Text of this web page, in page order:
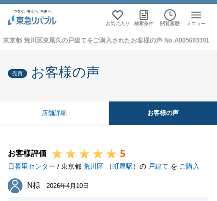
お気に入り 検索条件 閲覧履歴 メニュー
東京都 荒川区東尾久の戸建てをご購入されたお客様の声 No.A005693391
売買 お客様の声
店舗詳細 お客様の声
お客様評価 5
日暮里センター / 東京都 荒川区 （町屋駅）の 戸建て を ご購入
N様
N様 2026年4月10日